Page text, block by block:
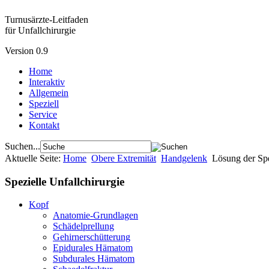
Turnusärzte-Leitfaden
für Unfallchirurgie
Version 0.9
Home
Interaktiv
Allgemein
Speziell
Service
Kontakt
Suchen...
Aktuelle Seite: Home Obere Extremität Handgelenk Lösung der
Spezielle Unfallchirurgie
Kopf
Anatomie-Grundlagen
Schädelprellung
Gehirnerschütterung
Epidurales Hämatom
Subdurales Hämatom